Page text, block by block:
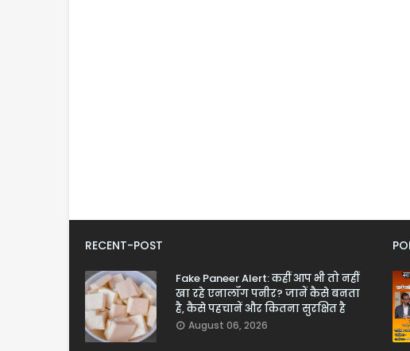
RECENT-POST
Fake Paneer Alert: कहीं आप भी तो नहीं
खा रहे एनालॉग पनीर? जानें कैसे बनता
है, कैसे पहचानें और कितना सुरक्षित है
August 06, 2026